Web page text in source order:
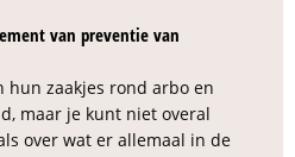
van preventie van
hun zaakjes rond arbo en
maar je kunt niet overal
over wat er allemaal in de